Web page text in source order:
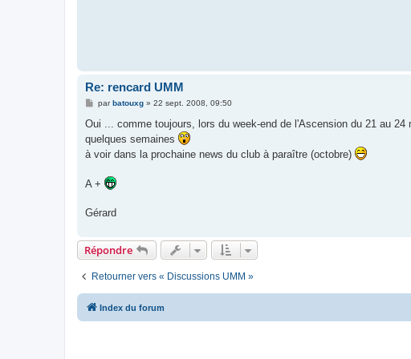
Re: rencard UMM
M
s
a
e
parbatouxg» 22 sept. 2008, 09:50
Oui ... comme toujours, lors du week-end de l'Ascension du 21 au
quelques semaines
à voir dans la prochaine news du club à paraître (octobre)
A +
Gérard
Répondre
Retourner vers « Discussions UMM »
Index du forum